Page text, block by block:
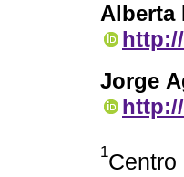
Alberta
Jorge
1